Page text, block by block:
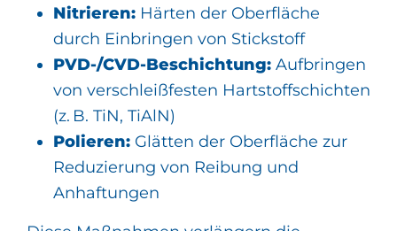
Nitrieren: Härten der Oberfläche
durch Einbringen von Stickstoff
PVD-/CVD-Beschichtung: Aufbringen
von verschleißfesten Hartstoffschichten
(z. B. TiN, TiAlN)
Polieren: Glätten der Oberfläche zur
Reduzierung von Reibung und
Anhaftungen